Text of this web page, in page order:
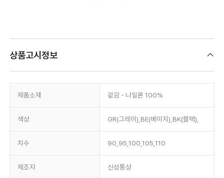
상품고시정보
제품소재 겉감 - 나일론 100%
색상 GR(그레이),BE(베이지),BK(블랙),
치수 90,95,100,105,110
제조자 신성통상